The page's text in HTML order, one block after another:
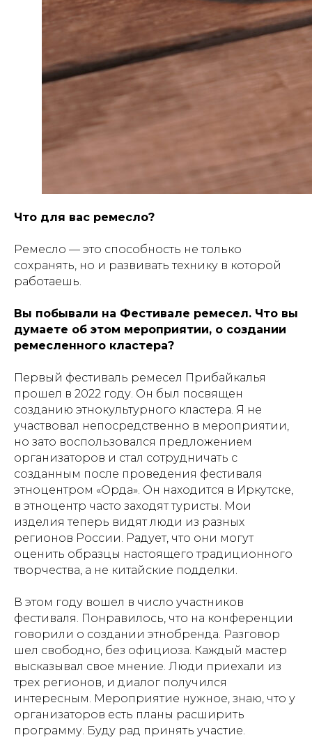
Что для вас ремесло?
Ремесло — это способность не только
сохранять, но и развивать технику в которой
работаешь.
Вы побывали на Фестивале ремесел. Что вы
думаете об этом мероприятии, о создании
ремесленного кластера?
Первый фестиваль ремесел Прибайкалья
прошел в 2022 году. Он был посвящен
созданию этнокультурного кластера. Я не
участвовал непосредственно в мероприятии,
но зато воспользовался предложением
организаторов и стал сотрудничать с
созданным после проведения фестиваля
этноцентром «Орда». Он находится в Иркутске,
в этноцентр часто заходят туристы. Мои
изделия теперь видят люди из разных
регионов России. Радует, что они могут
оценить образцы настоящего традиционного
творчества, а не китайские подделки.
В этом году вошел в число участников
фестиваля. Понравилось, что на конференции
говорили о создании этнобренда. Разговор
шел свободно, без официоза. Каждый мастер
высказывал свое мнение. Люди приехали из
трех регионов, и диалог получился
интересным. Мероприятие нужное, знаю, что у
организаторов есть планы расширить
программу. Буду рад принять участие.